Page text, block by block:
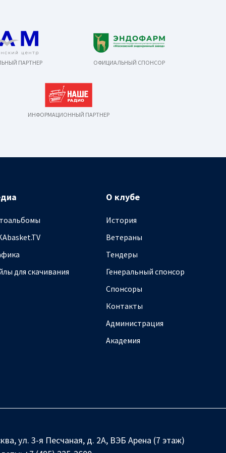
ПАРТНЕР ОФИЦИАЛЬНЫЙ СПОНСОР
ИНФОРМАЦИОННЫЙ ПАРТНЕР
для скачивания
О клубе
История
Ветераны
Тендеры
Генеральный спонсор
Спонсоры
Контакты
Администрация
Академия
ул. 3-я Песчаная, д. 2А, ВЭБ Арена (7 этаж)